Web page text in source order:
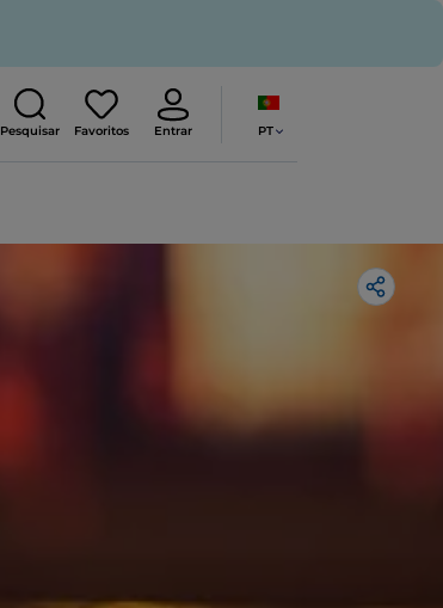
Pesquisar Favoritos Entrar PT